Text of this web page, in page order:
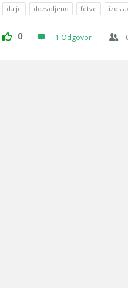
daije dozvoljeno fetve
0 1 Odgovor